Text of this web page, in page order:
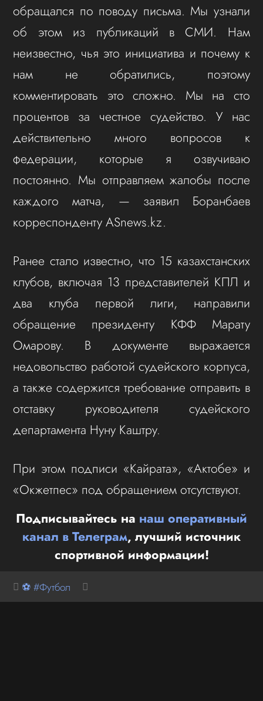
обращался по поводу письма. Мы узнали
об этом из публикаций в СМИ. Нам
неизвестно, чья это инициатива и почему к
нам не обратились, поэтому
комментировать это сложно. Мы на сто
процентов за честное судейство. У нас
действительно много вопросов к
федерации, которые я озвучиваю
постоянно. Мы отправляем жалобы после
каждого матча, — заявил Боранбаев
корреспонденту ASnews.kz.
Ранее стало известно, что 15 казахстанских
клубов, включая 13 представителей КПЛ и
два клуба первой лиги, направили
обращение президенту КФФ Марату
Омарову. В документе выражается
недовольство работой судейского корпуса,
а также содержится требование отправить в
отставку руководителя судейского
департамента Нуну Каштру.
При этом подписи «Кайрата», «Актобе» и
«Окжетпес» под обращением отсутствуют.
Подписывайтесь на наш оперативный
канал в Телеграм, лучший источник
спортивной информации!
⚽ #Футбол